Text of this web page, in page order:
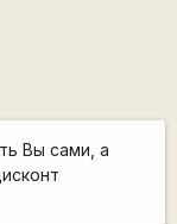
Вы сами, а